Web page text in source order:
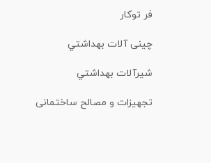
فر توکار
چینی آلات بهداشتي
شیرآلات بهداشتي
تجهیزات و مصالح ساختمانی